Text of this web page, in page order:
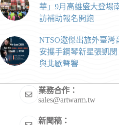
華」9月高雄盛大登場
訪補助報名開跑
NTSO邀傑出旅外臺灣
安攜手鋼琴新星張凱
與北歐聲響
業務合作：
sales@artwarm.tw
新聞稿：